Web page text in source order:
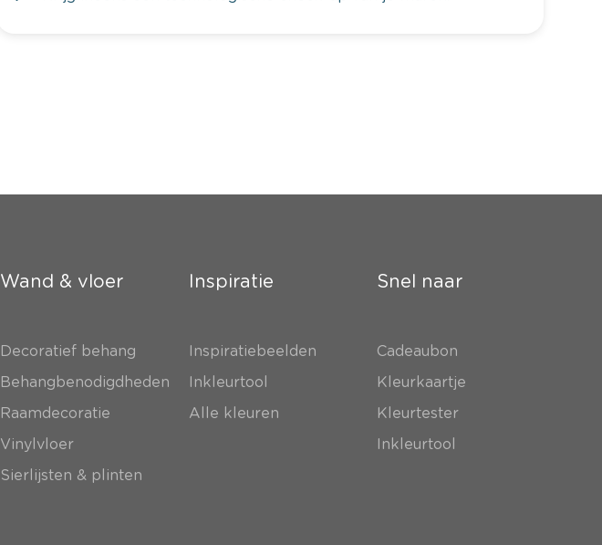
Wand & vloer
Decoratief behang
Behangbenodigdheden
Raamdecoratie
Vinylvloer
Sierlijsten & plinten
Inspiratie
Inspiratiebeelden
Inkleurtool
Alle kleuren
Snel naar
Cadeaubon
Kleurkaartje
Kleurtester
Inkleurtool